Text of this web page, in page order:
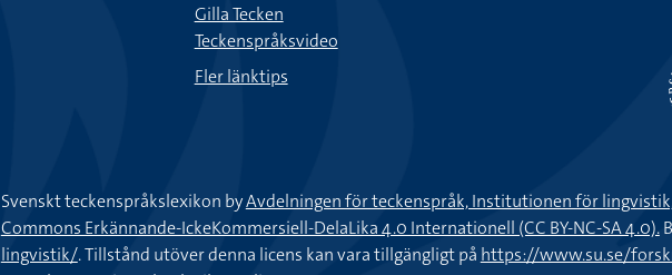
Gilla Tecken
Teckenspråksvideo
Fler länktips
Svenskt teckenspråkslexikon byAvdelningen för teckenspråk, Institutionen för
Commons Erkännande-IckeKommersiell-DelaLika 4.0 Internationell (CC BY-NC-SA 4.0).
lingvistik/. Tillstånd utöver denna licens kan vara tillgängligt på https://www.su.se/